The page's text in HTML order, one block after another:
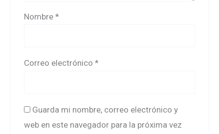
Nombre*
Correo electrónico*
Guarda mi nombre, correo electrónico y
web en este navegador para la próxima vez